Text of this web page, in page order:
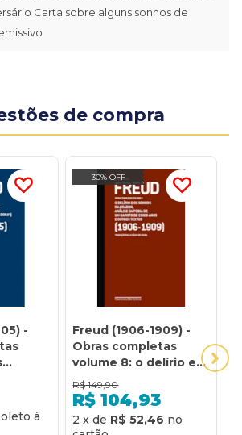
Carta sobre alguns sonhos de
de compra
-
teoria
("o
30% OFF
Freud (1906-1909) -
Obras completas
volume 8: o delírio e
os sonhos na gradiva
e outros textos
R$ 149,90
R$ 104,93
2 x de R$ 52,46